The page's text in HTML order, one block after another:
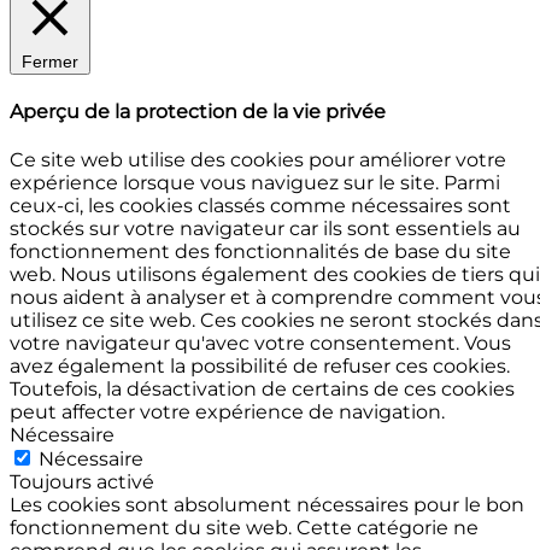
Fermer
Aperçu de la protection de la vie privée
Ce site web utilise des cookies pour améliorer votre
expérience lorsque vous naviguez sur le site. Parmi
ceux-ci, les cookies classés comme nécessaires sont
stockés sur votre navigateur car ils sont essentiels au
fonctionnement des fonctionnalités de base du site
web. Nous utilisons également des cookies de tiers qui
nous aident à analyser et à comprendre comment
utilisez ce site web. Ces cookies ne seront stockés
votre navigateur qu'avec votre consentement. Vous
avez également la possibilité de refuser ces cookies.
Toutefois, la désactivation de certains de ces cookies
peut affecter votre expérience de navigation.
Nécessaire
Nécessaire
Toujours activé
Les cookies sont absolument nécessaires pour le bon
fonctionnement du site web. Cette catégorie ne